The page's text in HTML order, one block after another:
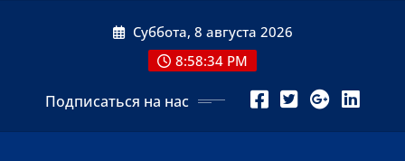
Суббота, 8 августа 2026
8:58:34 PM
Подписаться на нас